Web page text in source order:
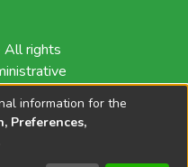
rights
information for the
Preferences,